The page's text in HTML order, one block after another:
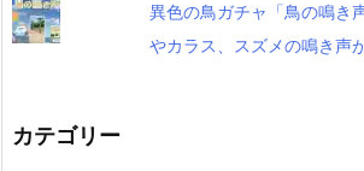
異色の鳥ガチャ「鳥の鳴き
やカラス、スズメの鳴き声
カテゴリー